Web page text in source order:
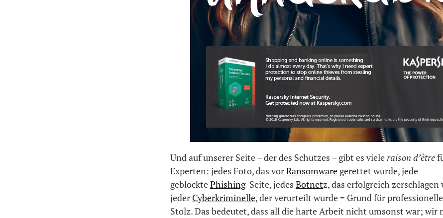
Und auf unserer Seite – der des Schutzes – gibt es viele raison d’être
Experten: jedes Foto, das vorRansomware gerettet wurde, jede
geblocktePhishing-Seite, jedes Botnetz, das erfolgreich zerschlagen
jeder Cyberkriminelle, der verurteilt wurde = Grund für
Stolz. Das bedeutet, dass all die harte Arbeit nicht umsonst war; wir